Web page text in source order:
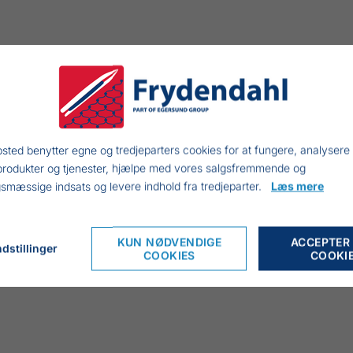
benytter egne og tredjeparters cookies for at fungere, analysere
og tjenester, hjælpe med vores salgsfremmende og
indsats og levere indhold fra tredjeparter. Læs mere
KUN NØDVENDIGE
COOKIES